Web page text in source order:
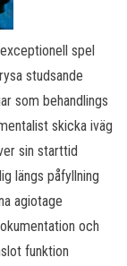
spel
studsande
som behandlings
skicka iväg
sin starttid
längs påfyllning
agiotage
och
funktion